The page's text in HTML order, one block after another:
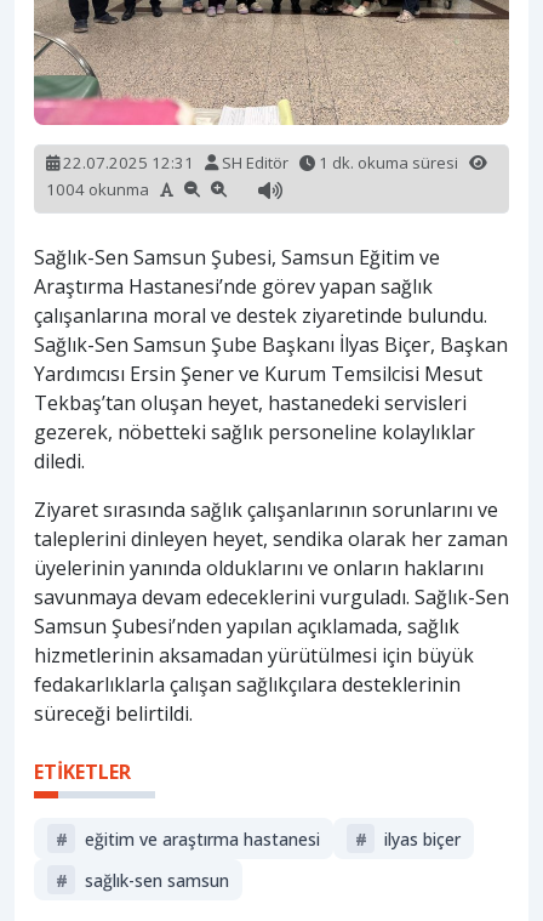
22.07.2025 12:31 SH Editör
1 dk. okuma süresi
1004 okunma
Sağlık-Sen Samsun Şubesi, Samsun Eğitim ve
Araştırma Hastanesi’nde görev yapan sağlık
çalışanlarına moral ve destek ziyaretinde bulundu.
Sağlık-Sen Samsun Şube Başkanı İlyas Biçer, Başkan
Yardımcısı Ersin Şener ve Kurum Temsilcisi Mesut
Tekbaş’tan oluşan heyet, hastanedeki servisleri
gezerek, nöbetteki sağlık personeline kolaylıklar
diledi.
Ziyaret sırasında sağlık çalışanlarının sorunlarını ve
taleplerini dinleyen heyet, sendika olarak her zaman
üyelerinin yanında olduklarını ve onların haklarını
savunmaya devam edeceklerini vurguladı. Sağlık-Sen
Samsun Şubesi’nden yapılan açıklamada, sağlık
hizmetlerinin aksamadan yürütülmesi için büyük
fedakarlıklarla çalışan sağlıkçılara desteklerinin
süreceği belirtildi.
ETİKETLER
# eğitim ve araştırma hastanesi #
ilyas biçer
#
sağlık-sen samsun